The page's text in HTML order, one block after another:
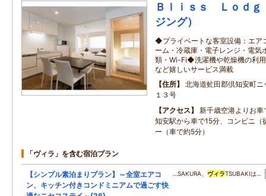
Ｂｌｉｓｓ Ｌｏｄｇ
ジング）
◆プライベートな客室設備：エア
ーム・冷蔵庫・電子レンジ・電気
類・Wi-Fi◆洗濯機や乾燥機の利
など嬉しいサービス満載
住所
北海道虻田郡倶知安町
１３号
アクセス
新千歳空港よりお
知安駅から車で15分、コンビニ（
ー（車で約5分）
「ヴィラ」を含む宿泊プラン
【シンプル素泊まりプラン】～全室エアコ
ン、キッチン付きコンドミニアムで過ごす快
…SAKURA、 ヴィラTSUBAKIは…